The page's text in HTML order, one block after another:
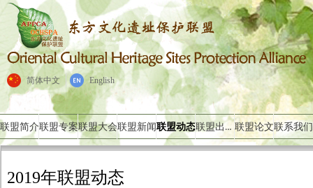
简体中文 English
联盟简介联盟专案联盟大会联盟新闻联盟动态 联盟出版物 联盟论文联系我们
2019年联盟动态